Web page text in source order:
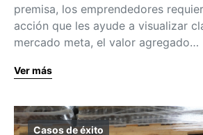
premisa, los emprendedores
acción que les ayude a visualizar
mercado meta, el valor agregado…
Ver más
Casos de éxito